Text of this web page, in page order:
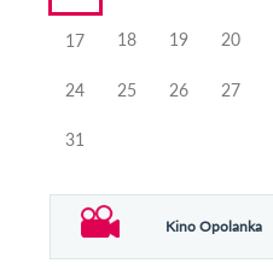
17 18 19 20
24 25 26 27
31
Kino Opolanka